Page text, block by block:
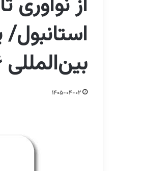
بین‌المللی TURKCHEM 2026
1405-04-02